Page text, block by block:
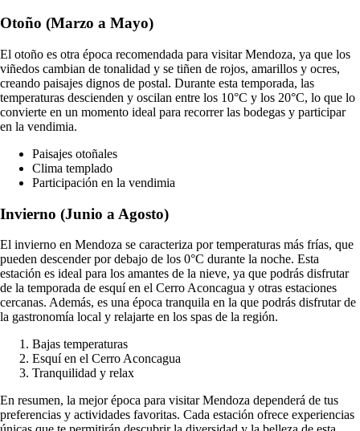
Otoño (Marzo a Mayo)
El otoño es otra época recomendada para visitar Mendoza, ya que los
viñedos cambian de tonalidad y se tiñen de rojos, amarillos y ocres,
creando paisajes dignos de postal. Durante esta temporada, las
temperaturas descienden y oscilan entre los 10°C y los 20°C, lo que lo
convierte en un momento ideal para recorrer las bodegas y participar
en la vendimia.
Paisajes otoñales
Clima templado
Participación en la vendimia
Invierno (Junio a Agosto)
El invierno en Mendoza se caracteriza por temperaturas más frías, que
pueden descender por debajo de los 0°C durante la noche. Esta
estación es ideal para los amantes de la nieve, ya que podrás disfrutar
de la temporada de esquí en el Cerro Aconcagua y otras estaciones
cercanas. Además, es una época tranquila en la que podrás disfrutar de
la gastronomía local y relajarte en los spas de la región.
Bajas temperaturas
Esquí en el Cerro Aconcagua
Tranquilidad y relax
En resumen, la mejor época para visitar Mendoza dependerá de tus
preferencias y actividades favoritas. Cada estación ofrece experiencias